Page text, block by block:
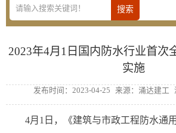
2023年4月1日国内防水行业首次
实施
发布时间：2023-04-25 来源：涌达建工
4月1日，《建筑与市政工程防水通